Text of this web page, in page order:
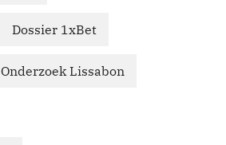
Dossier 1xBet
Onderzoek Lissabon